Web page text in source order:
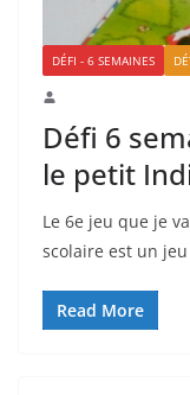
DÉFI - 6 SEMAINES
Défi 6
le petit
Le 6e jeu que je
scolaire est un
Read More